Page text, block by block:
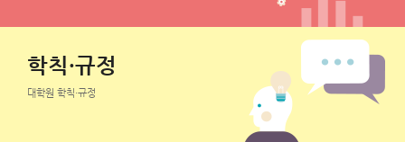
학칙·규정
대학원 학칙·규정